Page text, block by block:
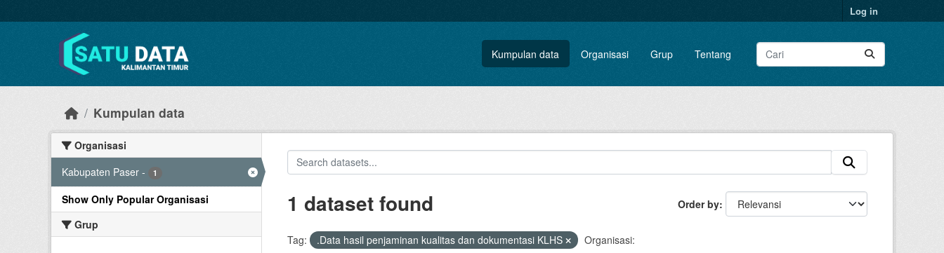
Log in
Kumpulan data Organisasi Grup Tentang
Kumpulan data
Organisasi
Kabupaten Paser - 1
Show Only Popular Organisasi
Grup
Order by
1 dataset found
Tag: .Data hasil penjaminan kualitas dan dokumentasi KLHS
Organisasi: